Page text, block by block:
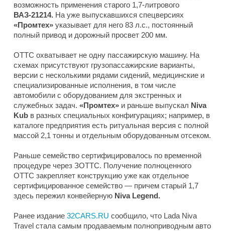
возможность применения старого 1,7-литрового
ВАЗ-21214. На уже выпускавшихся спецверсиях
«Промтех» указывает для него 83 л.с., постоянный
полный привод и дорожный просвет 200 мм.
ОТТС охватывает не одну пассажирскую машину. На
схемах присутствуют грузопассажирские варианты,
версии с несколькими рядами сидений, медицинские и
специализированные исполнения, в том числе
автомобили с оборудованием для экстренных и
служебных задач. «Промтех» и раньше выпускал Niva
Kub в разных специальных конфигурациях; например, в
каталоге предприятия есть ритуальная версия с полной
массой 2,1 тонны и отдельным оборудованным отсеком.
Раньше семейство сертифицировалось по временной
процедуре через ЗОТТС. Получение полноценного
ОТТС закрепляет конструкцию уже как отдельное
сертифицированное семейство — причем старый 1,7
здесь пережил конвейерную Niva Legend.
Ранее издание 32CARS.RU сообщило, что Lada Niva
Travel стала самым продаваемым полноприводным авто